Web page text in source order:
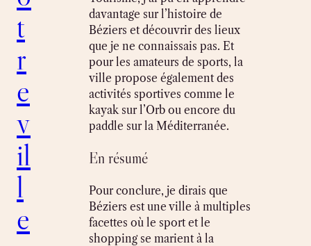
t
r
e
v
il
l
e
davantage sur l’histoire de
Béziers et découvrir des lieux
que je ne connaissais pas. Et
pour les amateurs de sports, la
ville propose également des
activités sportives comme le
kayak sur l’Orb ou encore du
paddle sur la Méditerranée.
En résumé
Pour conclure, je dirais que
Béziers est une ville à multiples
facettes où le sport et le
shopping se marient à la